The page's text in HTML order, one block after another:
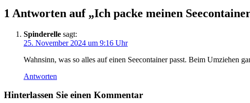
1 Antworten auf „Ich packe meinen
Spinderelle sagt:
25. November 2024 um 9:16 Uhr
Wahnsinn, was so alles auf einen Seecontainer passt. Beim Umziehen
Antworten
Hinterlassen Sie einen Kommentar